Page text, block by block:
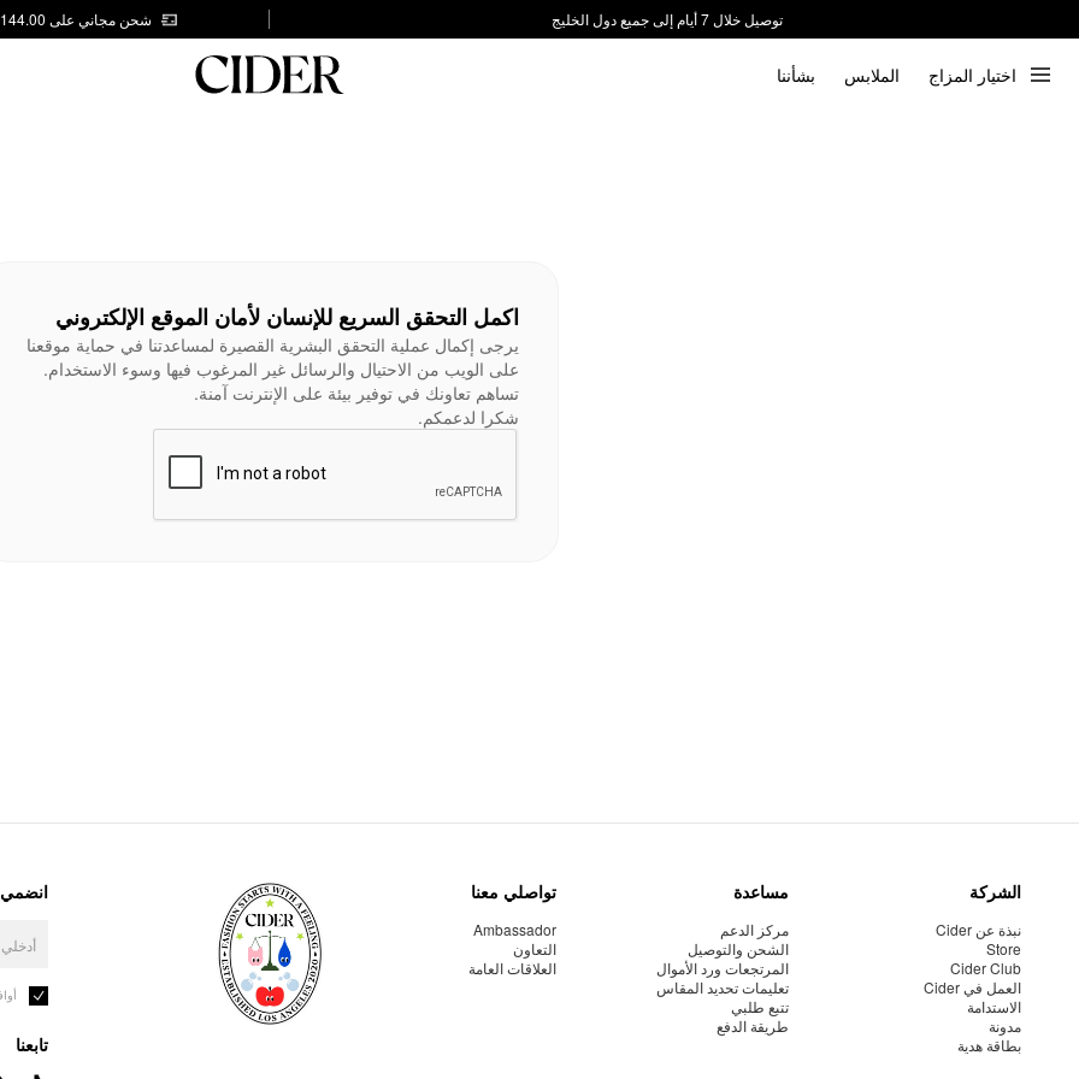
توصيل خلال 7 أيام إلى جميع دول الخليج
شحن مجاني على AED 144.00
اختيار المزاج الملابس بشأننا
اكمل التحقق السريع للإنسان لأمان الموقع الإلكتروني
يرجى إكمال عملية التحقق البشرية القصيرة لمساعدتنا في حماية موقعنا
على الويب من الاحتيال والرسائل غير المرغوب فيها وسوء الاستخدام.
تساهم تعاونك في توفير بيئة على الإنترنت آمنة.
شكرا لدعمكم.
الشركة
نبذة عن Cider
Store
Cider Club
العمل في Cider
الاستدامة
مدونة
بطاقة هدية
مساعدة
مركز الدعم
الشحن والتوصيل
المرتجعات ورد الأموال
تعليمات تحديد المقاس
تتبع طلبي
طريقة الدفع
تواصلي معنا
Ambassador
التعاون
العلاقات العامة
انضمي
تابعنا